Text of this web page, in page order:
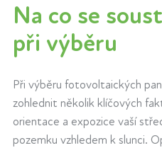
Na co se
při výběru
Při výběru fotovoltaických
zohlednit několik klíčových
orientace a expozice vaší
pozemku vzhledem k slunci.